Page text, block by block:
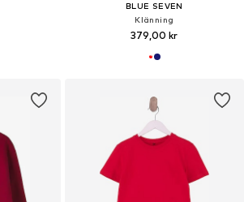
BLUE SEVEN
Klänning
379,00 kr